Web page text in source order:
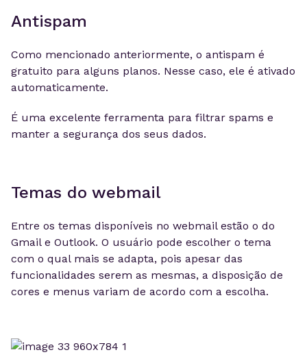
Antispam
Como mencionado anteriormente, o antispam é
gratuito para alguns planos. Nesse caso, ele é ativado
automaticamente.
É uma excelente ferramenta para filtrar spams e
manter a segurança dos seus dados.
Temas do webmail
Entre os temas disponíveis no webmail estão o do
Gmail e Outlook. O usuário pode escolher o tema
com o qual mais se adapta, pois apesar das
funcionalidades serem as mesmas, a disposição de
cores e menus variam de acordo com a escolha.